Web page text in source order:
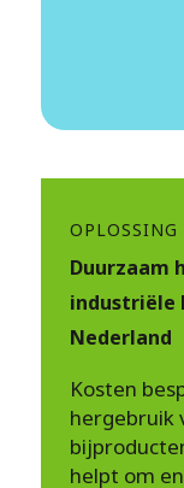
OPLOSSING
Duurzaam
industriële
Nederland
Kosten
hergebruik
helpt om